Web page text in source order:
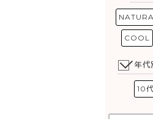
COOL
年代
10代